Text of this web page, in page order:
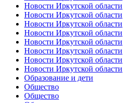
Новости Иркутской области
Новости Иркутской области
Новости Иркутской области
Новости Иркутской области
Новости Иркутской области
Новости Иркутской области
Новости Иркутской области
Новости Иркутской области
Образование и дети
Общество
Общество